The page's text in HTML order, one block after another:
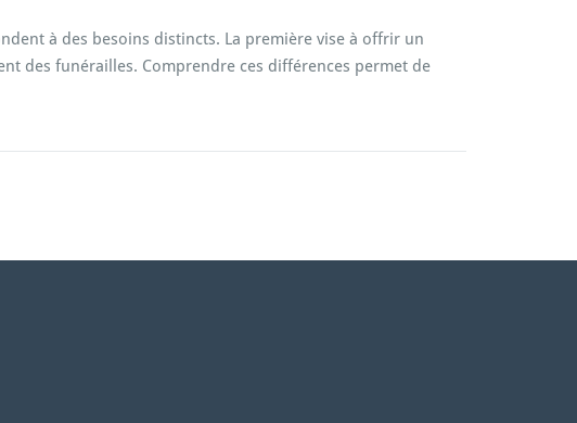
à des besoins distincts. La première vise à offrir un
des funérailles. Comprendre ces différences permet de